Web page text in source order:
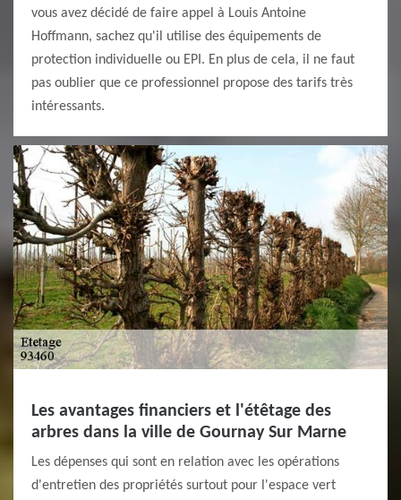
vous avez décidé de faire appel à Louis Antoine
Hoffmann, sachez qu'il utilise des équipements de
protection individuelle ou EPI. En plus de cela, il ne faut
pas oublier que ce professionnel propose des tarifs très
intéressants.
Les avantages financiers et l'étêtage des
arbres dans la ville de Gournay Sur Marne
Les dépenses qui sont en relation avec les opérations
d'entretien des propriétés surtout pour l'espace vert